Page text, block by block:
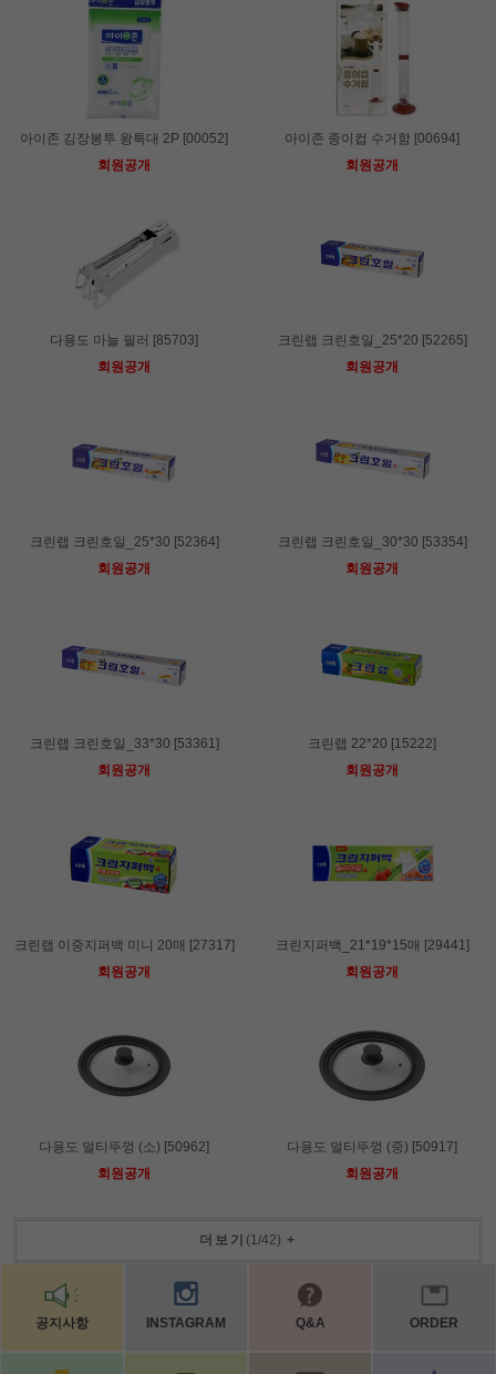
아이존 김장봉투 왕특대 2P [00052]
회원공개
아이존 종이컵 수거함 [00694]
회원공개
다용도 마늘 필러 [85703]
회원공개
크린랩 크린호일_25*20 [52265]
회원공개
크린랩 크린호일_25*30 [52364]
회원공개
크린랩 크린호일_30*30 [53354]
회원공개
크린랩 크린호일_33*30 [53361]
회원공개
크린랩 22*20 [15222]
회원공개
크린랩 이중지퍼백 미니 20매 [27317]
회원공개
크린지퍼백_21*19*15매 [29441]
회원공개
다용도 멀티뚜껑 (소) [50962]
회원공개
다용도 멀티뚜껑 (중) [50917]
회원공개
더보기 (1/42) +
공지사항 INSTAGRAM Q&A ORDER